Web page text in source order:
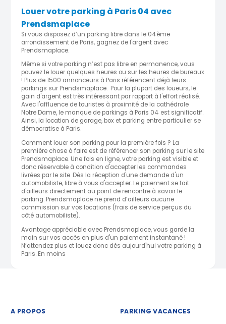
Louer votre parking à Paris 04 avec
Prendsmaplace
Si vous disposez d’un parking libre dans le 04ème
arrondissement de Paris, gagnez de l'argent avec
Prendsmaplace.
Même si votre parking n’est pas libre en permanence, vous
pouvez le louer quelques heures ou sur les heures de bureaux
! Plus de 1500 annonceurs à Paris référencent déjà leurs
parkings sur Prendsmaplace. Pour la plupart des loueurs, le
gain d'argent est très intéressant par rapport à l'effort réalisé.
Avec l'affluence de touristes à proximité de la cathédrale
Notre Dame, le manque de parkings à Paris 04 est significatif.
Ainsi, la location de garage, box et parking entre particulier se
démocratise à Paris.
Comment louer son parking pour la première fois ? La
première chose à faire est de référencer son parking sur le site
Prendsmaplace. Une fois en ligne, votre parking est visible et
donc réservable à condition d'accepter les commandes
livrées par le site. Dès la réception d'une demande d'un
automobiliste, libre à vous d'accepter. Le paiement se fait
d'ailleurs directement au point de rencontre à savoir le
parking. Prendsmaplace ne prend d’ailleurs aucune
commission sur vos locations (frais de service perçus du
côté automobiliste).
Avantage appréciable avec Prendsmaplace, vous garde la
main sur vos accès en plus d'un paiement instantané !
N’attendez plus et louez donc dès aujourd'hui votre parking à
Paris. En moins
A PROPOS PARKING VACANCES